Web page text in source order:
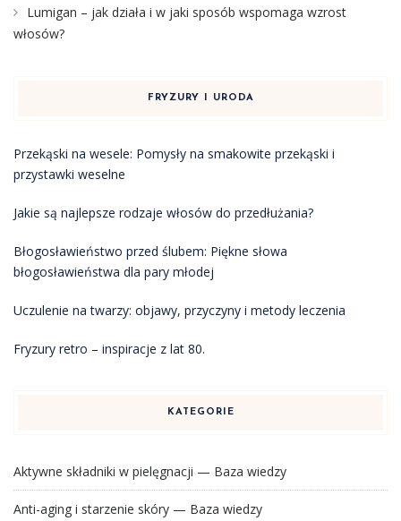
Lumigan – jak działa i w jaki sposób wspomaga wzrost
włosów?
FRYZURY I URODA
Przekąski na wesele: Pomysły na smakowite przekąski i
przystawki weselne
Jakie są najlepsze rodzaje włosów do przedłużania?
Błogosławieństwo przed ślubem: Piękne słowa
błogosławieństwa dla pary młodej
Uczulenie na twarzy: objawy, przyczyny i metody leczenia
Fryzury retro – inspiracje z lat 80.
KATEGORIE
Aktywne składniki w pielęgnacji — Baza wiedzy
Anti-aging i starzenie skóry — Baza wiedzy